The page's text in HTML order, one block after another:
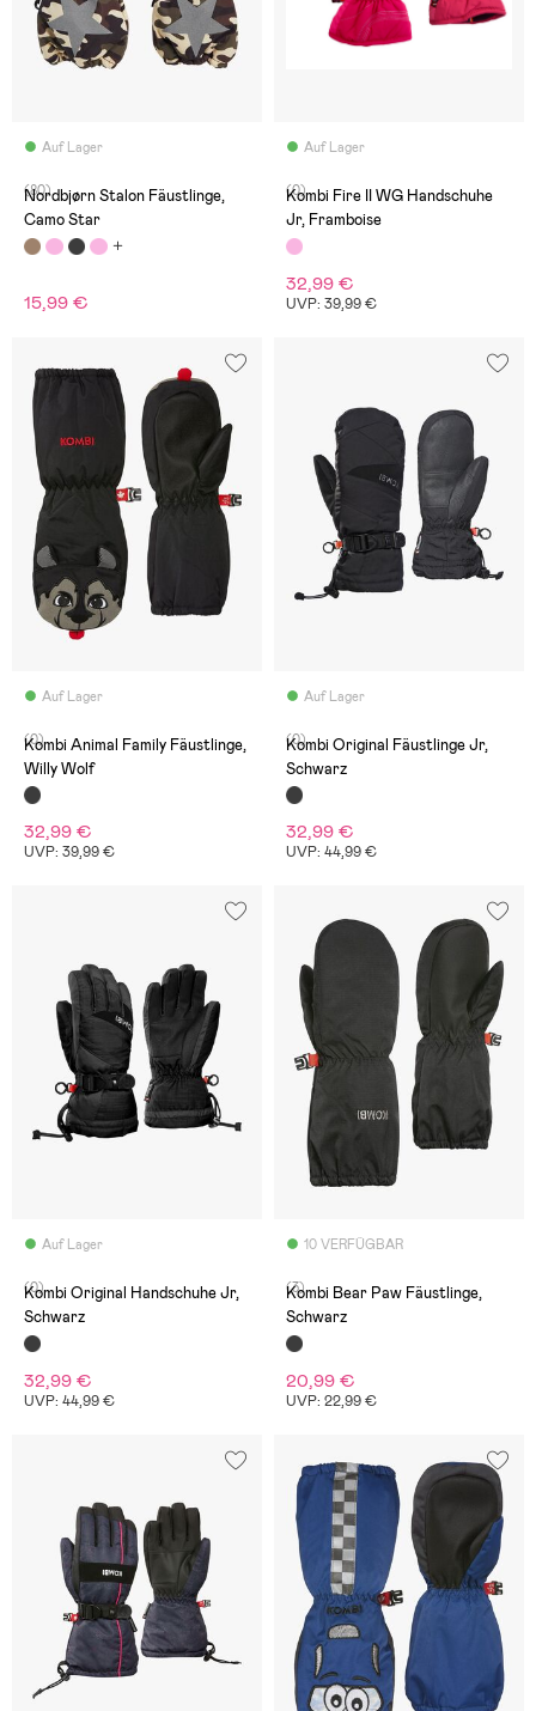
Auf Lager
(80)
Nordbjørn Stalon Fäustlinge,
Camo Star
15,99 €
Auf Lager
(0)
Kombi Fire II WG Handschuhe
Jr, Framboise
32,99 €
UVP: 39,99 €
Auf Lager
(0)
Kombi Animal Family Fäustlinge,
Willy Wolf
32,99 €
UVP: 39,99 €
Auf Lager
(0)
Kombi Original Fäustlinge Jr,
Schwarz
32,99 €
UVP: 44,99 €
Auf Lager
(0)
Kombi Original Handschuhe Jr,
Schwarz
32,99 €
UVP: 44,99 €
10 VERFÜGBAR
(3)
Kombi Bear Paw Fäustlinge,
Schwarz
20,99 €
UVP: 22,99 €